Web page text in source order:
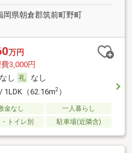
岡県朝倉郡筑前町野町
万円
3,000円
なし
なし
1LDK（62.16m2）
金なし
一人暮らし
トイレ別 駐車場(近隣含)